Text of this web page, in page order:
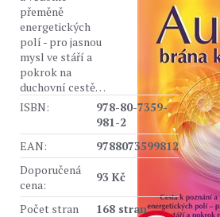
přeměně
energetických
polí - pro jasnou
mysl ve stáří a
pokrok na
duchovní cestě…
ISBN:
978-80-7359-
981-2
EAN:
9788073599812
Doporučená
cena:
93 Kč
Počet stran
168 stran